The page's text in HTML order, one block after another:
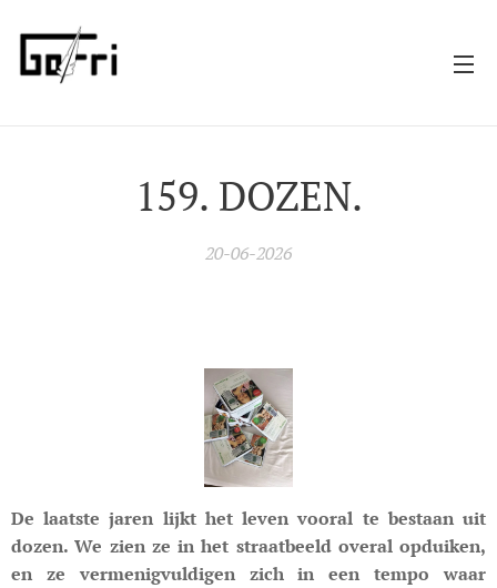
159. DOZEN.
20-06-2026
De laatste jaren lijkt het leven vooral te bestaan uit
dozen. We zien ze in het straatbeeld overal opduiken,
en ze vermenigvuldigen zich in een tempo waar